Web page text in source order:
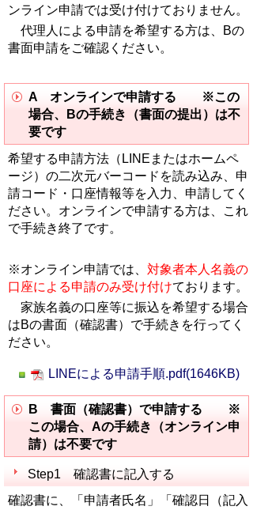
ンライン申請では受け付けておりません。
代理人による申請を希望する方は、Bの
書面申請をご確認ください。
A オンラインで申請する ※この
場合、Bの手続き（書面の提出）は不
要です
希望する申請方法（LINEまたはホームペ
ージ）の二次元バーコードを読み込み、申
請コード・口座情報等を入力、申請してく
ださい。オンラインで申請する方は、これ
で手続き終了です。
※オンライン申請では、 対象者本人名義の
口座による申請のみ受け付けております。
家族名義の口座等に振込を希望する場合
はBの書面（確認書）で手続きを行ってく
ださい。
LINEによる申請手順.pdf(1646KB)
B 書面（確認書）で申請する ※
この場合、Aの手続き（オンライン申
請）は不要です
Step1 確認書に記入する
確認書に、「申請者氏名」「確認日（記入